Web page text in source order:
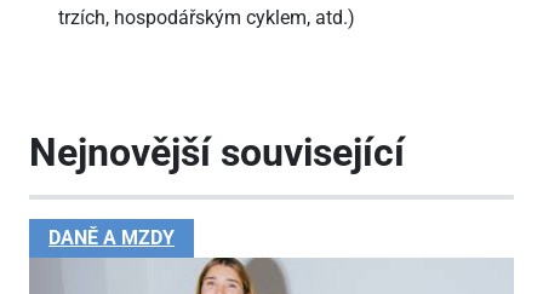
trzích, hospodářským cyklem, atd.)
Nejnovější související
DANĚ A MZDY